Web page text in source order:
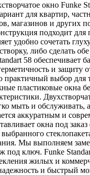
окно Funke
для квартир,
магазинов и других
подходит для
удобно сочетать
либо сделать
58 обеспечивает
и защиту
практичный выбор для
пластиковые окна
мыть и
аккуратным и
окна под
Мы выполняем
под ключ. Funke
жилых и
и быстрый